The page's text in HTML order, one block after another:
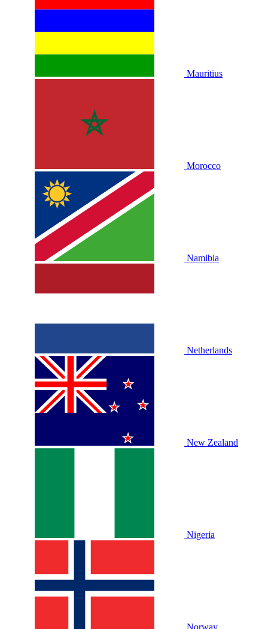
Mauritius
Morocco
Namibia
Netherlands
New Zealand
Nigeria
Norway